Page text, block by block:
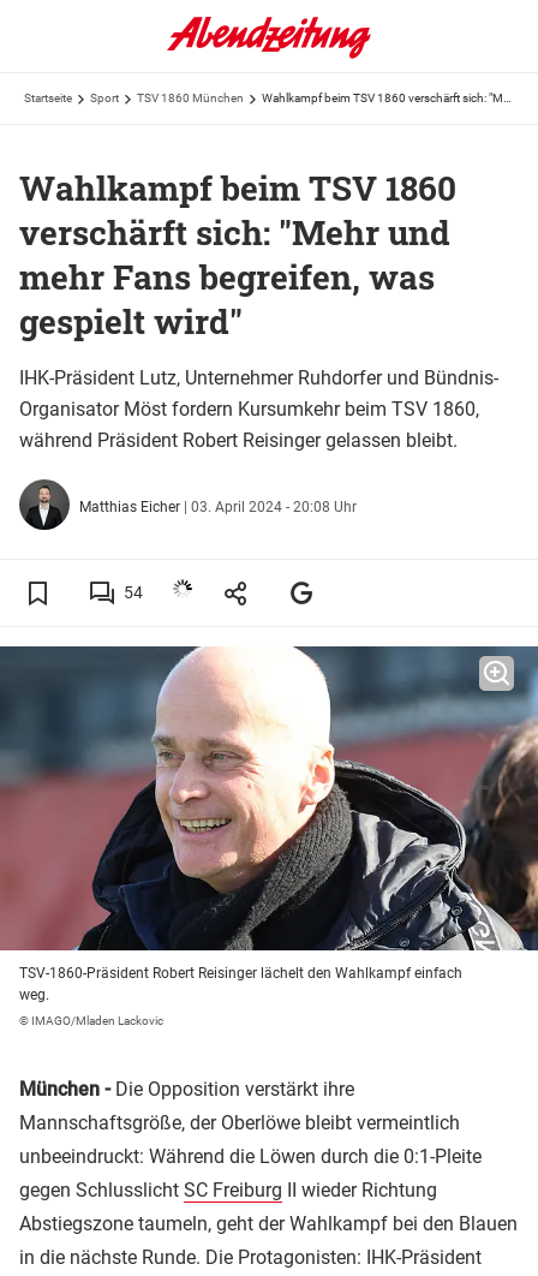
Startseite Sport TSV 1860 München
Wahlkampf beim TSV 1860
verschärft sich: "Mehr und
mehr Fans begreifen, was
gespielt wird"
IHK-Präsident Lutz, Unternehmer Ruhdorfer und Bündnis-
Organisator Möst fordern Kursumkehr beim TSV 1860,
während Präsident Robert Reisinger gelassen bleibt.
Matthias Eicher | 03. April 2024 - 20:08 Uhr
54
TSV-1860-Präsident Robert Reisinger lächelt den Wahlkampf einfach
weg.
© IMAGO/Mladen Lackovic
München -Die Opposition verstärkt ihre
Mannschaftsgröße, der Oberlöwe bleibt vermeintlich
unbeeindruckt: Während die Löwen durch die 0:1-Pleite
gegen Schlusslicht SC Freiburg II wieder Richtung
Abstiegszone taumeln, geht der Wahlkampf bei den Blauen
in die nächste Runde. Die Protagonisten: IHK-Präsident